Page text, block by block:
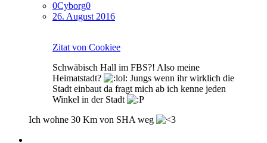
0Cyborg0
26. August 2016
Zitat von Cookiee
Schwäbisch Hall im FBS?! Also meine
Heimatstadt?
Jungs wenn ihr wirklich die
Stadt einbaut da fragt mich ab ich kenne jeden
Winkel in der Stadt
Ich wohne 30 Km von SHA weg